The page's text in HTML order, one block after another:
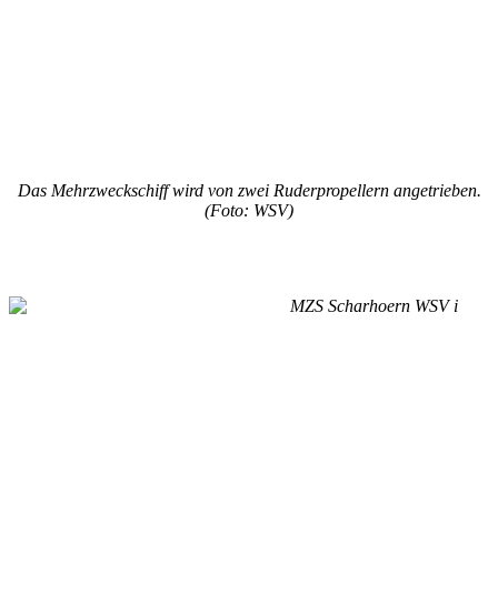
Das Mehrzweckschiff wird von zwei Ruderpropellern angetrieben.
(Foto: WSV)